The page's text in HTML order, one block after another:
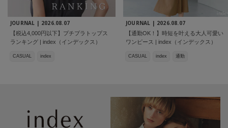
JOURNAL | 2026.08.07
【税込4,000円以下】プチプラトップス
ランキング | index（インデックス）
CASUAL index
JOURNAL | 2026.08.07
【通勤OK！】時短を叶える大人可愛い
ワンピース | index（インデックス）
CASUAL index 通勤